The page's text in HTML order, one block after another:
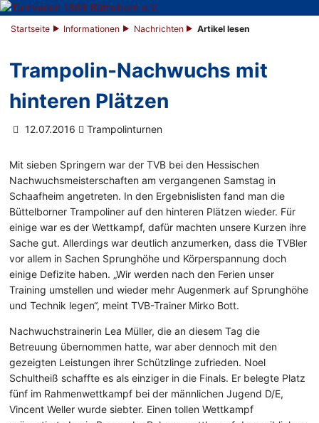
Startseite Informationen Nachrichten Artikel lesen
Trampolin-Nachwuchs mit
hinteren Plätzen
12.07.2016 Trampolinturnen
Mit sieben Springern war der TVB bei den Hessischen
Nachwuchsmeisterschaften am vergangenen Samstag in
Schaafheim angetreten. In den Ergebnislisten fand man die
Büttelborner Trampoliner auf den hinteren Plätzen wieder. Für
einige war es der Wettkampf, dafür machten unsere Kurzen ihre
Sache gut. Allerdings war deutlich anzumerken, dass die TVBler
vor allem in Sachen Sprunghöhe und Körperspannung doch
einige Defizite haben. „Wir werden nach den Ferien unser
Training umstellen und wieder mehr Augenmerk auf Sprunghöhe
und Technik legen“, meint TVB-Trainer Mirko Bott.
Nachwuchstrainerin Lea Müller, die an diesem Tag die
Betreuung übernommen hatte, war aber dennoch mit den
gezeigten Leistungen ihrer Schützlinge zufrieden. Noel
Schultheiß schaffte es als einziger in die Finals. Er belegte Platz
fünf im Rahmenwettkampf bei der männlichen Jugend D/E,
Vincent Weller wurde siebter. Einen tollen Wettkampf